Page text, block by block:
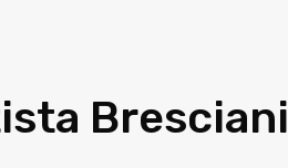
Bresciani